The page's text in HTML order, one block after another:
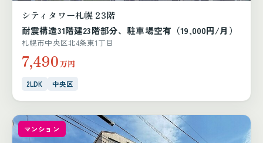
シティタワー札幌 23階
耐震構造31階建23階部分、駐車場空有（19,000円/月）
札幌市中央区北4条東1丁目
7,490万円
2LDK 中央区
マンション